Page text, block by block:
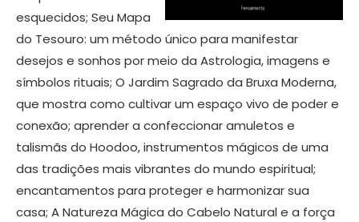
esquecidos; Seu Mapa
do Tesouro: um método único para manifestar
desejos e sonhos por meio da Astrologia, imagens e
símbolos rituais; O Jardim Sagrado da Bruxa Moderna,
que mostra como cultivar um espaço vivo de poder e
conexão; aprender a confeccionar amuletos e
talismãs do Hoodoo, instrumentos mágicos de uma
das tradições mais vibrantes do mundo espiritual;
encantamentos para proteger e harmonizar sua
casa; A Natureza Mágica do Cabelo Natural e a força